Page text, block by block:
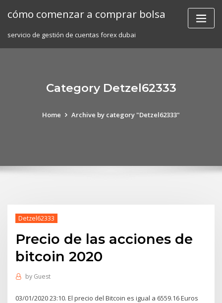
cómo comenzar a comprar bolsa
servicio de gestión de cuentas forex dubai
Category Detzel62333
Home Archive by category "Detzel62333"
Detzel62333
Precio de las acciones de
bitcoin 2020
by Guest
03/01/2020 23:10. El precio del Bitcoin es igual a 6559.16 Euros